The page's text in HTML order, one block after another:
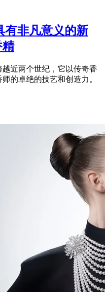
有非凡意义的新
精
近两个世纪，它以传奇香
的卓绝的技艺和创造力。